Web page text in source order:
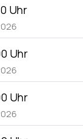
Uhr
Uhr
Uhr